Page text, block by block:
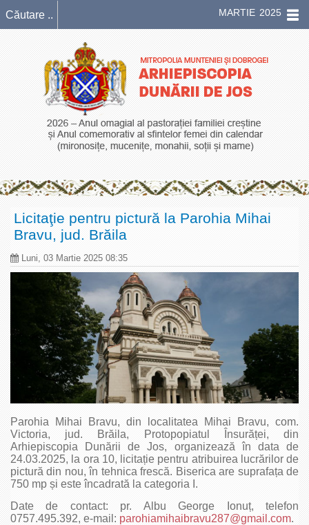
MARTIE 2025
Licitaţie pentru pictură la Parohia Mihai
Bravu, jud. Brăila
Luni, 03 Martie 2025 08:35
Parohia Mihai Bravu, din localitatea Mihai Bravu, com.
Victoria, jud. Brăila, Protopopiatul Însurăței, din
Arhiepiscopia Dunării de Jos, organizează în data de
24.03.2025, la ora 10, licitație pentru atribuirea lucrărilor de
pictură din nou, în tehnica frescă. Biserica are suprafața de
750 mp și este încadrată la categoria I.
Date de contact: pr. Albu George Ionuț, telefon
0757.495.392, e-mail: parohiamihaibravu287@gmail.com.